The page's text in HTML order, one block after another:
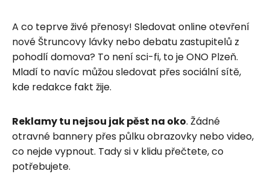
A co teprve živé přenosy! Sledovat online otevření
nové Štruncovy lávky nebo debatu zastupitelů z
pohodlí domova? To není sci-fi, to je ONO Plzeň.
Mladí to navíc můžou sledovat přes sociální sítě,
kde redakce fakt žije.
Reklamy tu nejsou jak pěst na oko. Žádné
otravné bannery přes půlku obrazovky nebo video,
co nejde vypnout. Tady si v klidu přečtete, co
potřebujete.